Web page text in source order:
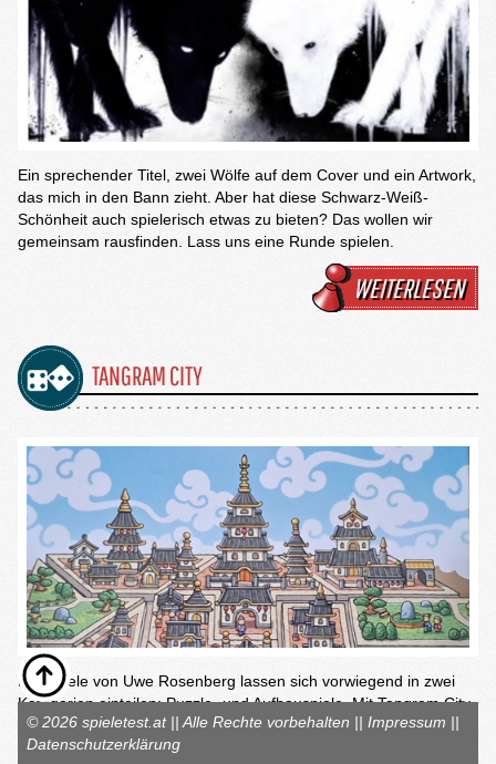
Ein sprechender Titel, zwei Wölfe auf dem Cover und ein Artwork,
das mich in den Bann zieht. Aber hat diese Schwarz-Weiß-
Schönheit auch spielerisch etwas zu bieten? Das wollen wir
gemeinsam rausfinden. Lass uns eine Runde spielen.
WEITERLESEN
TANGRAM CITY
Die Spiele von Uwe Rosenberg lassen sich vorwiegend in zwei
Kategorien einteilen: Puzzle- und Aufbauspiele. Mit Tangram City
liegt hier ein eindeutiger Vertreter der Puzzlespiele vor.
© 2026 spieletest.at || Alle Rechte vorbehalten || Impressum ||
Datenschutzerklärung